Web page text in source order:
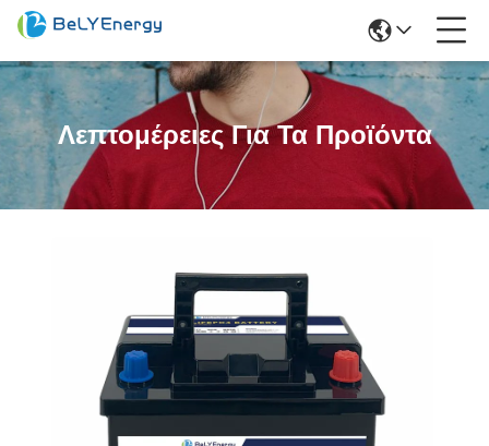
Λεπτομέρειες Για Τα Προϊόντα